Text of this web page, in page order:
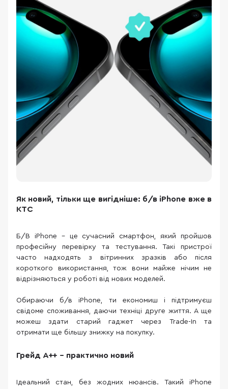
Як новий, тільки ще вигідніше: б/в iPhone вже в
КТС
Б/В iPhone – це сучасний смартфон, який пройшов
професійну перевірку та тестування. Такі пристрої
часто надходять з вітринних зразків або після
короткого використання, тож вони майже нічим не
відрізняються у роботі від нових моделей.
Обираючи б/в iPhone, ти економиш і підтримуєш
свідоме споживання, даючи техніці друге життя. А ще
можеш здати старий гаджет через Trade-In та
отримати ще більшу знижку на покупку.
Грейд A++ – практично новий
Ідеальний стан, без жодних нюансів. Такий iPhone